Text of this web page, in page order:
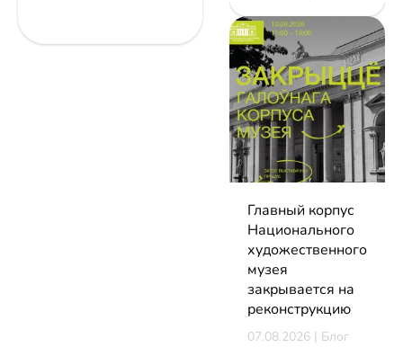
Главный корпус
Национального
художественного
музея
закрывается на
реконструкцию
07.08.2026 | Блог